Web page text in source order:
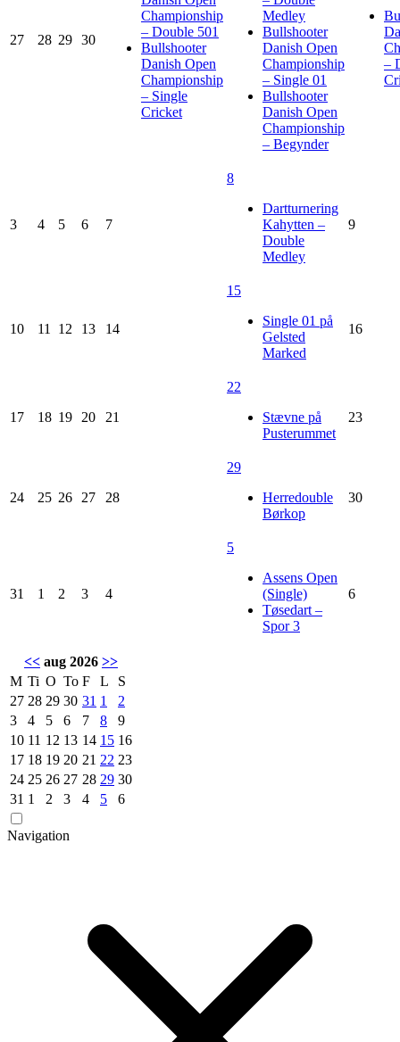
27 28 29 30
Championship
– Double 501
Bullshooter
Danish Open
Championship
– Single
Cricket
Medley
Bullshooter
Danish Open
Championship
– Single 01
Bullshooter
Danish Open
Championship
– Begynder
–
3 4 5 6 7
8
Dartturnering
Kahytten –
Double
Medley
9
10 11 12 13 14
15
Single 01 på
Gelsted
Marked
16
17 18 19 20 21
22
Stævne på
Pusterummet
23
24 25 26 27 28
29
Herredouble
Børkop
30
31 1 2 3 4
5
Assens Open
(Single)
Tøsedart –
Spor 3
6
<< aug 2026 >>
M Ti O To F L
S
27 28 29 30 31 1
2
3
4 5 6 7 8
9
10 11 12 13 14 15 16
17 18 19 20 21 22 23
24 25 26 27 28 29 30
31 1 2 3 4 5 6
Navigation